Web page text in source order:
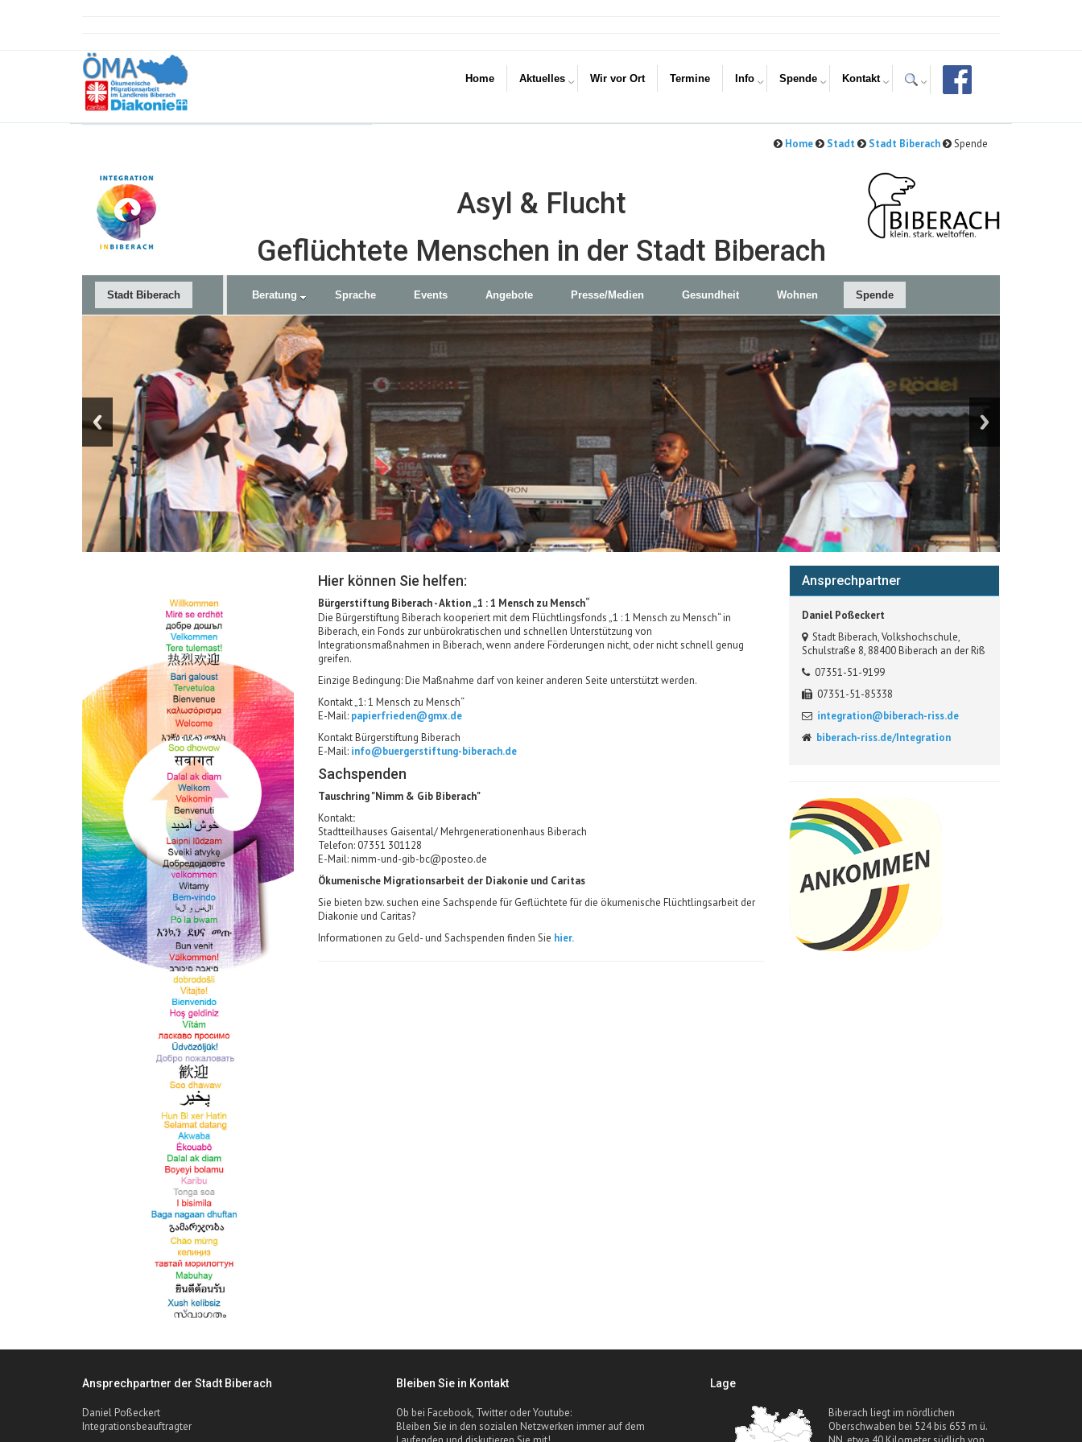
Home Aktuelles Wir vor Ort Termine Info Spende Kontakt
Home Stadt Stadt Biberach Spende
Asyl & Flucht
Geflüchtete Menschen in der Stadt Biberach
Stadt Biberach Beratung Sprache Events Angebote Presse/Medien Gesundheit Wohnen Spende
Hier können Sie helfen:
Bürgerstiftung Biberach - Aktion „1 : 1 Mensch zu Mensch“
Die Bürgerstiftung Biberach kooperiert mit dem Flüchtlingsfonds „1 : 1 Mensch zu Mensch“ in
Biberach, ein Fonds zur unbürokratischen und schnellen Unterstützung von
Integrationsmaßnahmen in Biberach, wenn andere Förderungen nicht, oder nicht schnell genug
greifen.
Einzige Bedingung: Die Maßnahme darf von keiner anderen Seite unterstützt werden.
Kontakt „1: 1 Mensch zu Mensch“
E-Mail: papierfrieden@gmx.de
Kontakt Bürgerstiftung Biberach
E-Mail: info@buergerstiftung-biberach.de
Sachspenden
Tauschring "Nimm & Gib Biberach"
Kontakt:
Stadtteilhauses Gaisental/ Mehrgenerationenhaus Biberach
Telefon: 07351 301128
E-Mail:nimm-und-gib-bc@posteo.de
Ökumenische Migrationsarbeit der Diakonie und Caritas
Sie bieten bzw. suchen eine Sachspende für Geflüchtete für die ökumenische Flüchtlingsarbeit der
Diakonie und Caritas?
Informationen zu Geld- und Sachspenden finden Sie hier.
Ansprechpartner
Daniel Poßeckert
Stadt Biberach, Volkshochschule,
Schulstraße 8, 88400 Biberach an der Riß
07351-51-9199
07351-51-85338
integration@biberach-riss.de
biberach-riss.de/Integration
Ansprechpartner der Stadt Biberach
Daniel Poßeckert
Integrationsbeauftragter
Bleiben Sie in Kontakt
Ob bei Facebook, Twitter oder Youtube:
Bleiben Sie in den sozialen Netzwerken immer auf dem
Lage
Biberach liegt im nördlichen
Oberschwaben bei 524 bis 653 m ü.